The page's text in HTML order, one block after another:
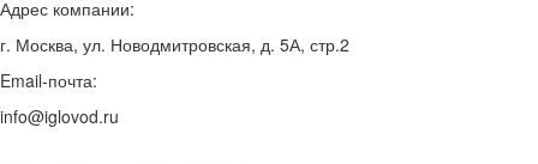
Адрес компании:
г. Москва, ул. Новодмитровская, д. 5А, стр.2
Email-почта:
info@iglovod.ru